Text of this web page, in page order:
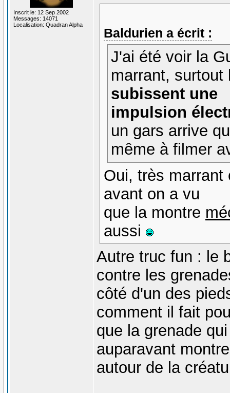
Inscrit le: 12 Sep 2002
Messages: 14071
Localisation: Quadran Alpha
Baldurien a écrit :
J'ai été voir la
marrant,
subissent une
impulsion
un gars arrive
même à filmer
Oui, très
avant on a vu
que la montre
aussi
Autre truc fun : le
contre les
côté d'un des
comment il fait
que la grenade
auparavant
autour de la